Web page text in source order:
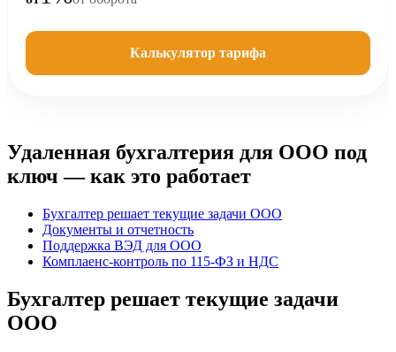
Калькулятор тарифа
Удаленная бухгалтерия для ООО под
ключ — как это работает
Бухгалтер решает текущие задачи ООО
Документы и отчетность
Поддержка ВЭД для ООО
Комплаенс-контроль по 115-ФЗ и НДС
Бухгалтер решает текущие задачи
ООО